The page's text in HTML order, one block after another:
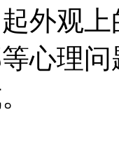
外观
心理